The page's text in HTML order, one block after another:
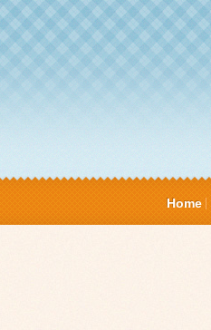
Home